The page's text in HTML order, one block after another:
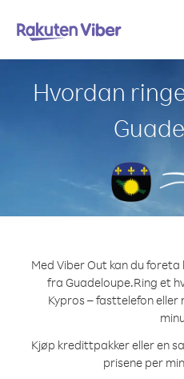
Hvordan
Med Viber Out kan du
fra Guadeloupe.Ring et
Kypros – fasttelefon eller
Kjøp kredittpakker eller en
prisene per